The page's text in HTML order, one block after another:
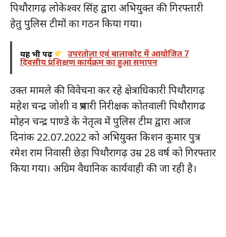
पिथौरागढ़ लोकेश्वर सिंह द्वारा अभियुक्त की गिरफ्तारी
हेतु पुलिस टीमों का गठन किया गया।
यह भी पढ़ें उपरतोला एवं बालाकोट में आयोजित 7
दिवसीय प्रशिक्षण कार्यक्रम का हुआ समापन
उक्त मामले की विवेचना कर रहे क्षेत्राधिकारी पिथौरागढ़
महेश चन्द्र जोशी व प्रभारी निरीक्षक कोतवाली पिथौरागढ
मोहन चन्द्र पाण्डे के नेतृत्व में पुलिस टीम द्वारा आज
दिनांक 22.07.2022 को अभियुक्त किशन कुमार पुत्र
रमेश राम निवासी छेड़ा पिथौरागढ़ उम्र 28 वर्ष को गिरफ्तार
किया गया। अग्रिम वैधानिक कार्यवाही की जा रही है।